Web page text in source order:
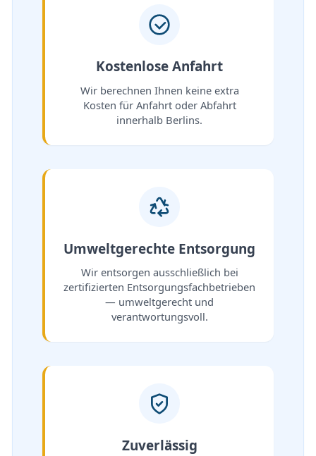
Kostenlose Anfahrt
Wir berechnen Ihnen keine extra
Kosten für Anfahrt oder Abfahrt
innerhalb Berlins.
Umweltgerechte Entsorgung
Wir entsorgen ausschließlich bei
zertifizierten Entsorgungsfachbetrieben
— umweltgerecht und
verantwortungsvoll.
Zuverlässig